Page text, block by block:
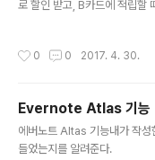
로 할인 받고, B카드에 적립할
버노트에 바코드 페이지를 만들
0 0 2017. 4. 30.
Evernote Atlas 기능
에버노트 Altas 기능내가 작성
들었는지를 알려준다.